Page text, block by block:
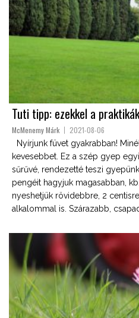
Tuti tipp: ezekkel a
McMenemy Márk 2021-08-06
Nyírjunk füvet gyakrabban!
kevesebbet. Ez a szép gyep
sűrűvé, rendezetté teszi
pengéit hagyjuk magasabban,
nyeshetjük rövidebbre, 2
alkalommal is. Szárazabb,